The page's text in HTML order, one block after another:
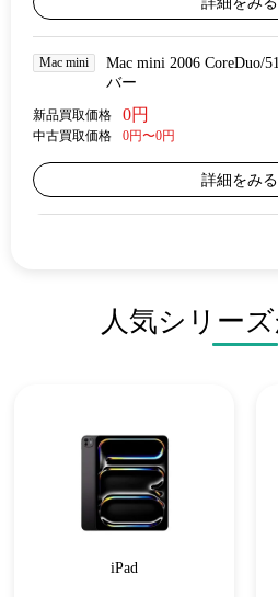
Mac mini
Mac mini 2006 CoreDuo/
バー
新品買取価格 0円
中古買取価格 0円〜0円
詳細をみる
人気シリー
iPad